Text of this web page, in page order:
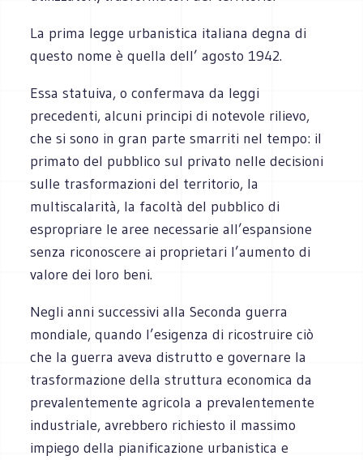
La prima legge urbanistica italiana degna di
questo nome è quella dell’ agosto 1942.
Essa statuiva, o confermava da leggi
precedenti, alcuni principi di notevole rilievo,
che si sono in gran parte smarriti nel tempo: il
primato del pubblico sul privato nelle decisioni
sulle trasformazioni del territorio, la
multiscalarità, la facoltà del pubblico di
espropriare le aree necessarie all’espansione
senza riconoscere ai proprietari l’aumento di
valore dei loro beni.
Negli anni successivi alla Seconda guerra
mondiale, quando l’esigenza di ricostruire ciò
che la guerra aveva distrutto e governare la
trasformazione della struttura economica da
prevalentemente agricola a prevalentemente
industriale, avrebbero richiesto il massimo
impiego della pianificazione urbanistica e